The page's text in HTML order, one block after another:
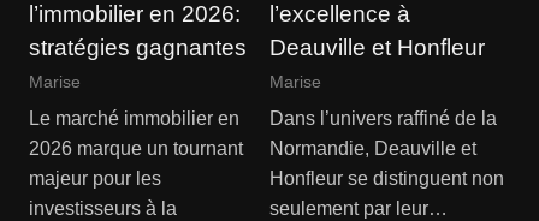
l’immobilier en 2026:
stratégies gagnantes
Marise
Le marché immobilier en
2026 marque un tournant
majeur pour les
investisseurs à la
l’excellence à
Deauville et Honfleur
Marise
Dans l’univers raffiné de la
Normandie, Deauville et
Honfleur se distinguent non
seulement par leur…